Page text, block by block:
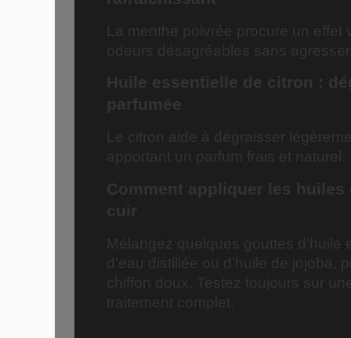
La menthe poivrée procure un
odeurs désagréables sans
Huile essentielle de citron :
parfumée
Le citron aide à dégraisser
Comment appliquer les
Mélangez quelques gouttes
d’eau distillée ou d’huile de
chiffon doux. Testez toujours sur